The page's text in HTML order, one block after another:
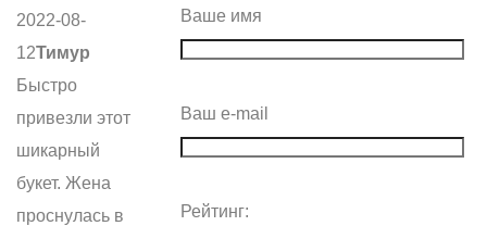
2022-08-
12Тимур
Быстро
привезли этот
шикарный
букет. Жена
проснулась в
Ваше имя
Ваш e-mail
Рейтинг: